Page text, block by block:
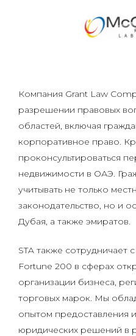
Компания Grant Law
разрешении правовых
областей, включая
корпоративное право.
проконсультироваться
недвижимости в ОАЭ.
учитывать не только
законодательство, но и
Дубая, а также эмиратов.
STA также сотрудничает
Fortune 200 в сферах
организации бизнеса,
торговых марок. Мы
опытом предоставления
юридических решений в